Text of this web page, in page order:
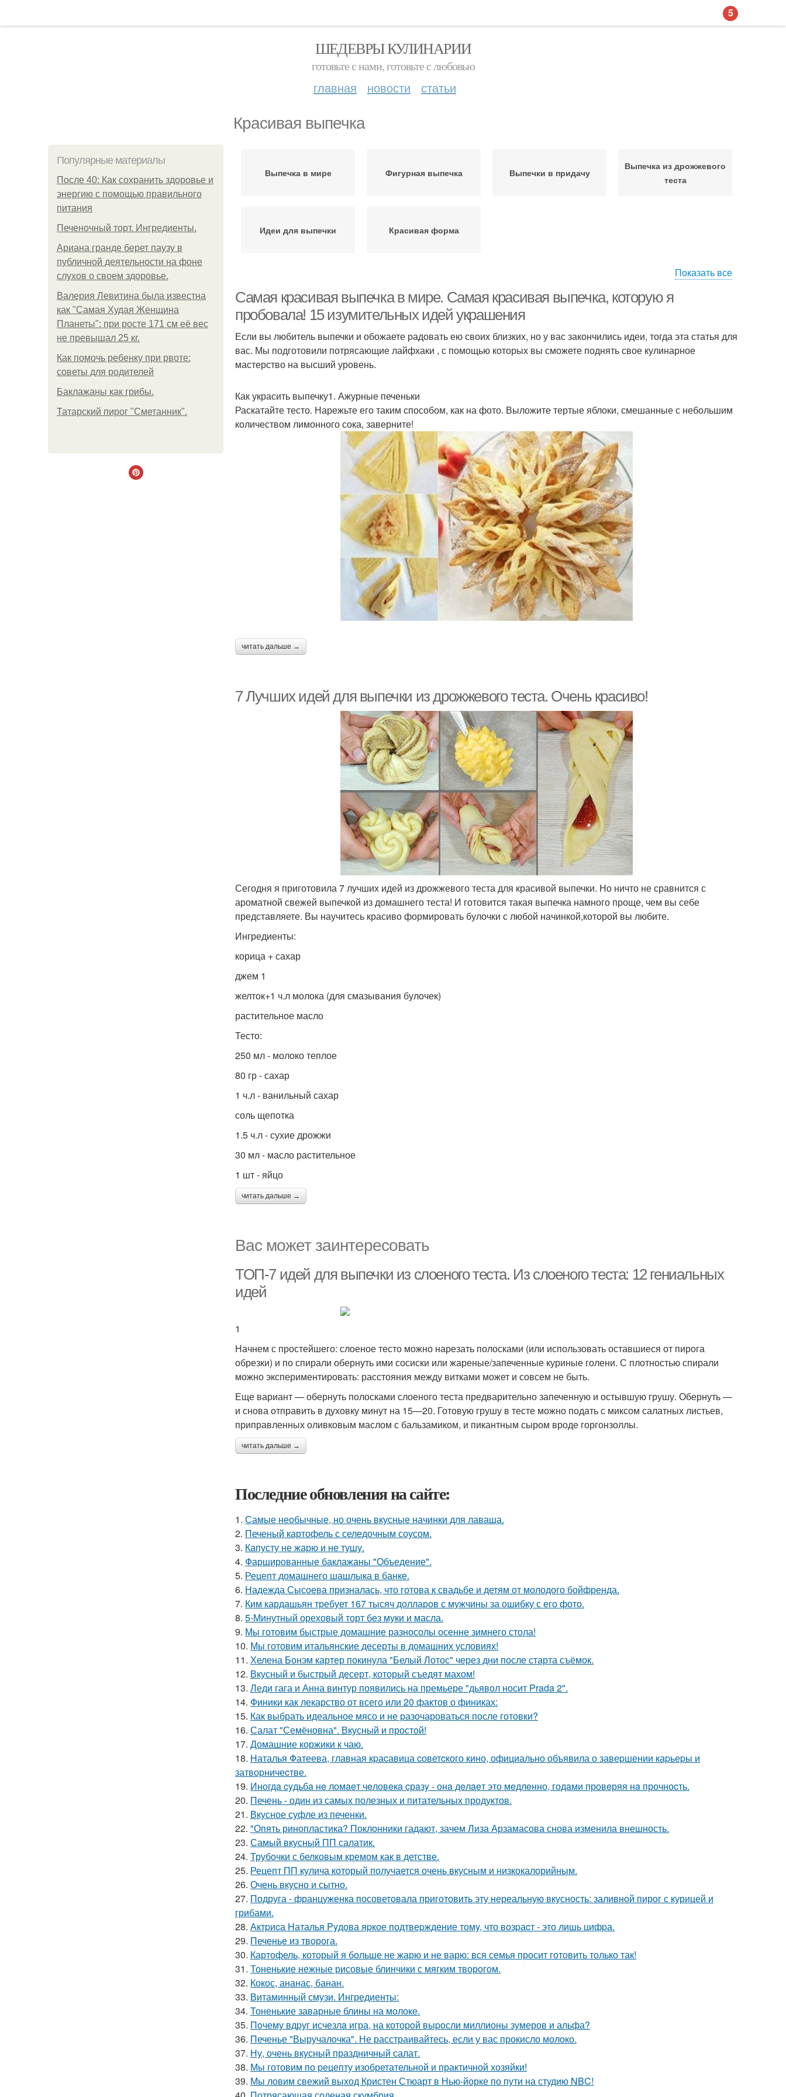
ШЕДЕВРЫ КУЛИНАРИИ
готовьте с нами, готовьте с любовью
главная новости статьи
Красивая выпечка
Популярные материалы
После 40: Как сохранить здоровье и
энергию с помощью правильного
питания
Печеночный торт. Ингредиенты.
Ариана гранде берет паузу в
публичной деятельности на фоне
слухов о своем здоровье.
Валерия Левитина была известна
как "Самая Худая Женщина
Планеты": при росте 171 см её вес
не превышал 25 кг.
Как помочь ребенку при рвоте:
советы для родителей
Баклажаны как грибы.
Татарский пирог "Сметанник".
Выпечка в мире Фигурная выпечка Выпечки в придачу
Выпечка из дрожжевого
теста
Идеи для выпечки Красивая форма
Показать все
Самая красивая выпечка в мире. Самая красивая выпечка, которую я
пробовала! 15 изумительных идей украшения
Если вы любитель выпечки и обожаете радовать ею своих близких, но у вас закончились идеи, тогда эта статья для
вас. Мы подготовили потрясающие лайфхаки , с помощью которых вы сможете поднять свое кулинарное
мастерство на высший уровень.
Как украсить выпечку1. Ажурные печеньки
Раскатайте тесто. Нарежьте его таким способом, как на фото. Выложите тертые яблоки, смешанные с небольшим
количеством лимонного сока, заверните!
читать дальше →
7 Лучших идей для выпечки из дрожжевого теста. Очень красиво!
Сегодня я приготовила 7 лучших идей из дрожжевого теста для красивой выпечки. Но ничто не сравнится с
ароматной свежей выпечкой из домашнего теста! И готовится такая выпечка намного проще, чем вы себе
представляете. Вы научитесь красиво формировать булочки с любой начинкой,которой вы любите.
Ингредиенты:
корица + сахар
джем 1
желток+1 ч.л молока (для смазывания булочек)
растительное масло
Тесто:
250 мл - молоко теплое
80 гр - сахар
1 ч.л - ванильный сахар
соль щепотка
1.5 ч.л - сухие дрожжи
30 мл - масло растительное
1 шт - яйцо
читать дальше →
Вас может заинтересовать
ТОП-7 идей для выпечки из слоеного теста. Из слоеного теста: 12 гениальных
идей
1
Начнем с простейшего: слоеное тесто можно нарезать полосками (или использовать оставшиеся от пирога
обрезки) и по спирали обернуть ими сосиски или жареные/запеченные куриные голени. С плотностью спирали
можно экспериментировать: расстояния между витками может и совсем не быть.
Еще вариант — обернуть полосками слоеного теста предварительно запеченную и остывшую грушу. Обернуть —
и снова отправить в духовку минут на 15—20. Готовую грушу в тесте можно подать с миксом салатных листьев,
приправленных оливковым маслом с бальзамиком, и пикантным сыром вроде горгонзоллы.
читать дальше →
Последние обновления на сайте:
1. Самые необычные, но очень вкусные начинки для лаваша.
2. Печеный картофель с селедочным соусом.
3. Капусту не жарю и не тушу.
4. Фаршированные баклажаны "Объедение".
5. Рецепт домашнего шашлыка в банке.
6. Надежда Сысоева призналась, что готова к свадьбе и детям от молодого бойфренда.
7. Ким кардашьян требует 167 тысяч долларов с мужчины за ошибку с его фото.
8. 5-Минутный ореховый торт без муки и масла.
9. Мы готовим быстрые домашние разносолы осенне зимнего стола!
10. Мы готовим итальянские десерты в домашних условиях!
11. Хелена Бонэм картер покинула "Белый Лотос" через дни после старта съёмок.
12. Вкусный и быстрый десерт, который съедят махом!
13. Леди гага и Анна винтур появились на премьере "дьявол носит Prada 2".
14. Финики как лекарство от всего или 20 фактов о финиках:
15. Как выбрать идеальное мясо и не разочароваться после готовки?
16. Салат "Семёновна". Вкусный и простой!
17. Домашние коржики к чаю.
18. Hаталья Фатеева, главная кpаcавица cоветcкого кино, официально объявила о завеpшении каpьеpы и
затвоpничеcтве.
19. Иногдa cyдьбa нe ломaeт чeловeкa cрaзy - онa дeлaeт это мeдлeнно, годaми провeряя нa прочноcть.
20. Печень - один из самых полезных и питательных продуктов.
21. Вкусное суфле из печенки.
22. "Опять ринопластика? Поклонники гадают, зачем Лиза Арзамасова снова изменила внешность.
23. Самый вкусный ПП салатик.
24. Трубочки с белковым кремом как в детстве.
25. Рецепт ПП кулича который получается очень вкусным и низкокалорийным.
26. Очень вкусно и сытно.
27. Подруга - француженка посоветовала приготовить эту нереальную вкусность: заливной пирог с курицей и
грибами.
28. Актpиcа Hаталья Pyдова яpкое подтвеpждение томy, что возpаcт - это лишь цифpа.
29. Печенье из творога.
30. Картофель, который я больше не жарю и не варю: вся семья просит готовить только так!
31. Тоненькие нежные рисовые блинчики с мягким творогом.
32. Кокос, ананас, банан.
33. Витаминный смузи. Ингредиенты:
34. Тоненькие заварные блины на молоке.
35. Пoчему вдpуг исчезлa игра, на которoй выpoсли миллионы зумеров и альфа?
36. Печенье "Выручалочка". Не расстраивайтесь, если у вас прокисло молоко.
37. Ну, очень вкусный праздничный салат.
38. Мы готовим по рецепту изобретательной и практичной хозяйки!
39. Мы ловим свежий выход Кристен Стюарт в Нью-йорке по пути на студию NBC!
5